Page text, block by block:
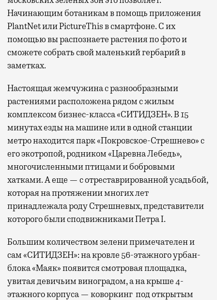
Начинающим ботаникам в помощь приложения
PlantNet или PictureThis в смартфоне. С их
помощью вы распознаете растения по фото и
сможете собрать свой маленький гербарий в
заметках.
Настоящая жемчужина с разнообразными
растениями расположена рядом с жилым
комплексом бизнес-класса «СИТИДЗЕН». В 15
минутах езды на машине или в одной станции
метро находится парк «Покровское-Стрешнево» с
его экотропой, родником «Царевна Лебедь»,
многочисленными птицами и бобровыми
хатками. А еще — с отреставрированной усадьбой,
которая на протяжении многих лет
принадлежала роду Стрешневых, представители
которого были сподвижниками Петра I.
Большим количеством зелени примечателен и
сам «СИТИДЗЕН»: на кровле 56-этажного урбан-
блока «Маяк» появится смотровая площадка,
увитая девичьим виноградом, а на крыше 4-
этажного корпуса — коворкинг под открытым